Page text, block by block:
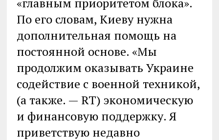
По его словам, Киеву нужна
дополнительная помощь на
постоянной основе. «Мы
продолжим оказывать Украине
содействие с военной техникой,
(а также. — RT) экономическую
и финансовую поддержку. Я
приветствую недавно